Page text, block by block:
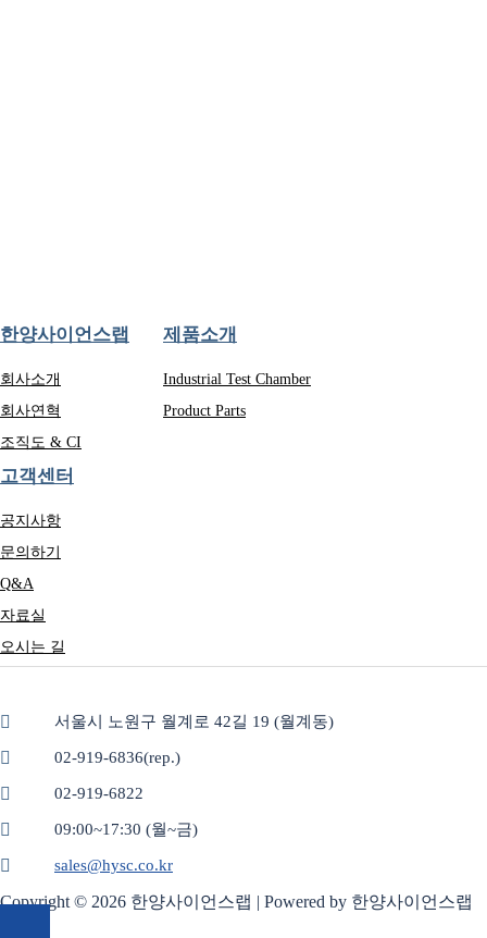
한양사이언스랩
회사소개
회사연혁
조직도 & CI
제품소개
Industrial Test Chamber
Product Parts
고객센터
공지사항
문의하기
Q&A
자료실
오시는 길
서울시 노원구 월계로 42길 19 (월계동)
02-919-6836(rep.)
02-919-6822
09:00~17:30 (월~금)
sales@hysc.co.kr
Copyright © 2026 한양사이언스랩 | Powered by 한양사이언스랩